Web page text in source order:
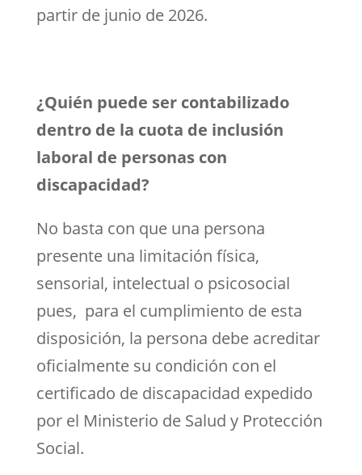
partir de junio de 2026.
¿Quién puede ser contabilizado
dentro de la cuota de inclusión
laboral de personas con
discapacidad?
No basta con que una persona
presente una limitación física,
sensorial, intelectual o psicosocial
pues, para el cumplimiento de esta
disposición, la persona debe acreditar
oficialmente su condición con el
certificado de discapacidad expedido
por el Ministerio de Salud y Protección
Social.